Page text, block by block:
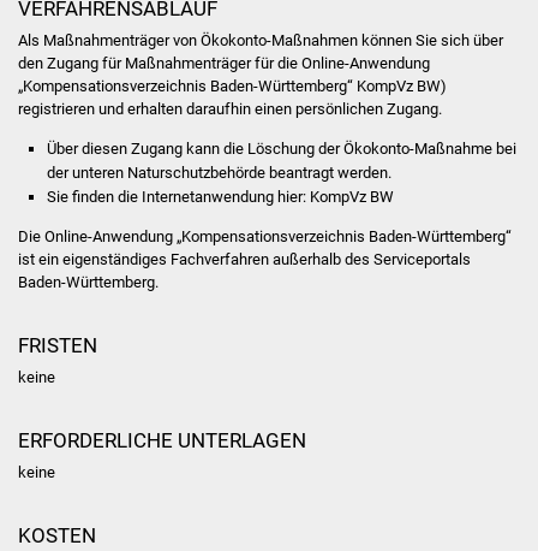
Was erledige ich wo
Dienstleistungen
Lebenslagen
Formulare
Kindergärten
VERFAHRENSABLAUF
Als Maßnahmenträger von Ökokonto-Maßnahmen können Sie sich über
den Zugang für Maßnahmenträger für die Online-Anwendung
„Kompensationsverzeichnis Baden-Württemberg“ KompVz BW)
registrieren und erhalten daraufhin einen persönlichen Zugang.
Über diesen Zugang kann die Löschung der Ökokonto-Maßnahme bei
der unteren Naturschutzbehörde beantragt werden.
Sie finden die Internetanwendung hier: KompVz BW
Die Online-Anwendung „Kompensationsverzeichnis Baden-Württemberg“
ist ein eigenständiges Fachverfahren außerhalb des Serviceportals
Baden-Württemberg.
FRISTEN
keine
ERFORDERLICHE UNTERLAGEN
keine
KOSTEN